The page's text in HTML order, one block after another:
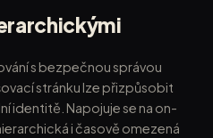
s bezpečnou správou
stránku lze přizpůsobit
identitě. Napojuje se na on-
i časově omezená